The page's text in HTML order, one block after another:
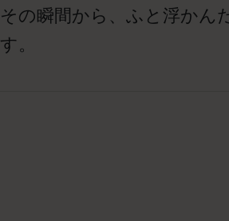
その瞬間から、ふと浮かん
す。